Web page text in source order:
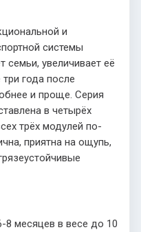
и
системы
семьи, увеличивает её
года после
и проще. Серия
в четырёх
трёх модулей по-
приятна на ощупь,
месяцев в весе до 10